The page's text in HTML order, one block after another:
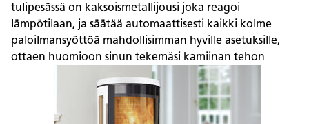
tulipesässä on kaksoismetallijousi joka reagoi
lämpötilaan, ja säätää automaattisesti kaikki kolme
paloilmansyöttöä mahdollisimman hyville asetuksille,
ottaen huomioon sinun tekemäsi kamiinan tehon